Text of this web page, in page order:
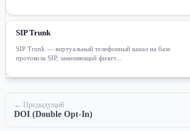
SIP Trunk
SIP Trunk — виртуальный телефонный канал на базе
протокола SIP, заменяющий физич...
← Предыдущий
DOI (Double Opt-In)